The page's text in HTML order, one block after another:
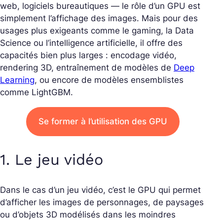
web, logiciels bureautiques — le rôle d’un GPU est
simplement l’affichage des images. Mais pour des
usages plus exigeants comme le gaming, la Data
Science ou l’intelligence artificielle, il offre des
capacités bien plus larges : encodage vidéo,
rendering 3D, entraînement de modèles de Deep
Learning, ou encore de modèles ensemblistes
comme LightGBM.
Se former à l’utilisation des GPU
1. Le jeu vidéo
Dans le cas d’un jeu vidéo, c’est le GPU qui permet
d’afficher les images de personnages, de paysages
ou d’objets 3D modélisés dans les moindres